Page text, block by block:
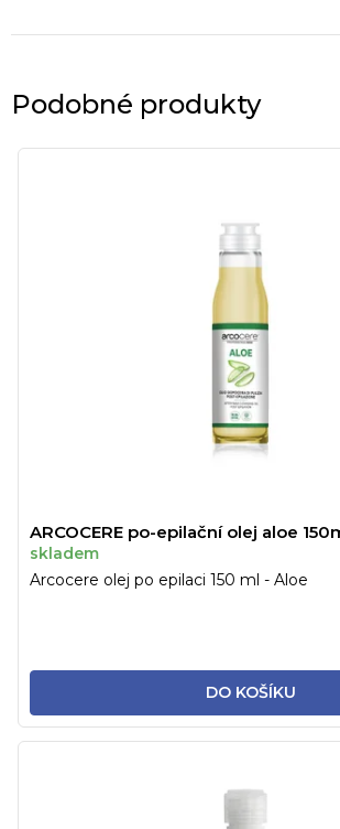
Podobné produkty
ARCOCERE po-epilační olej aloe
skladem
DO KOŠÍKU
Arcocere olej po epilaci 150 ml - Aloe